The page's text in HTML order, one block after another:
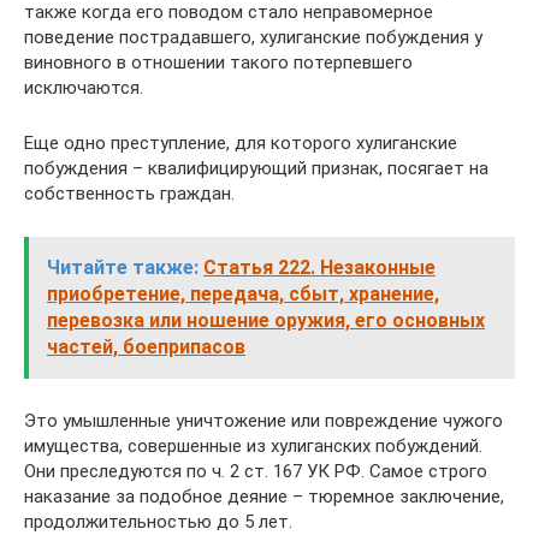
также когда его поводом стало неправомерное
поведение пострадавшего, хулиганские побуждения у
виновного в отношении такого потерпевшего
исключаются.
Еще одно преступление, для которого хулиганские
побуждения – квалифицирующий признак, посягает на
собственность граждан.
Читайте также: Статья 222. Незаконные
приобретение, передача, сбыт, хранение,
перевозка или ношение оружия, его основных
частей, боеприпасов
Это умышленные уничтожение или повреждение чужого
имущества, совершенные из хулиганских побуждений.
Они преследуются по ч. 2 ст. 167 УК РФ. Самое строго
наказание за подобное деяние – тюремное заключение,
продолжительностью до 5 лет.